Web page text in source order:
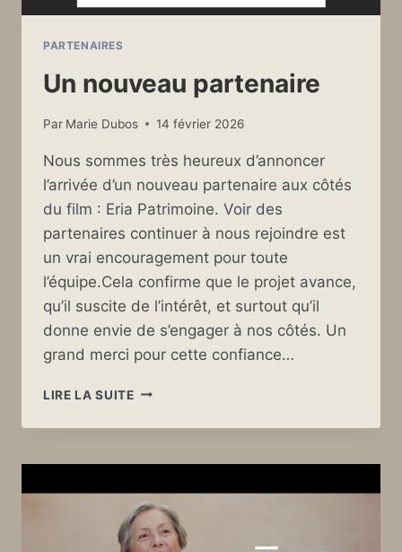
PARTENAIRES
Un nouveau partenaire
Par Marie Dubos 14 février 2026
Nous sommes très heureux d’annoncer
l’arrivée d’un nouveau partenaire aux côtés
du film : Eria Patrimoine. Voir des
partenaires continuer à nous rejoindre est
un vrai encouragement pour toute
l’équipe.Cela confirme que le projet avance,
qu’il suscite de l’intérêt, et surtout qu’il
donne envie de s’engager à nos côtés. Un
grand merci pour cette confiance…
LIRE LA SUITEUN
PARTENAIRE